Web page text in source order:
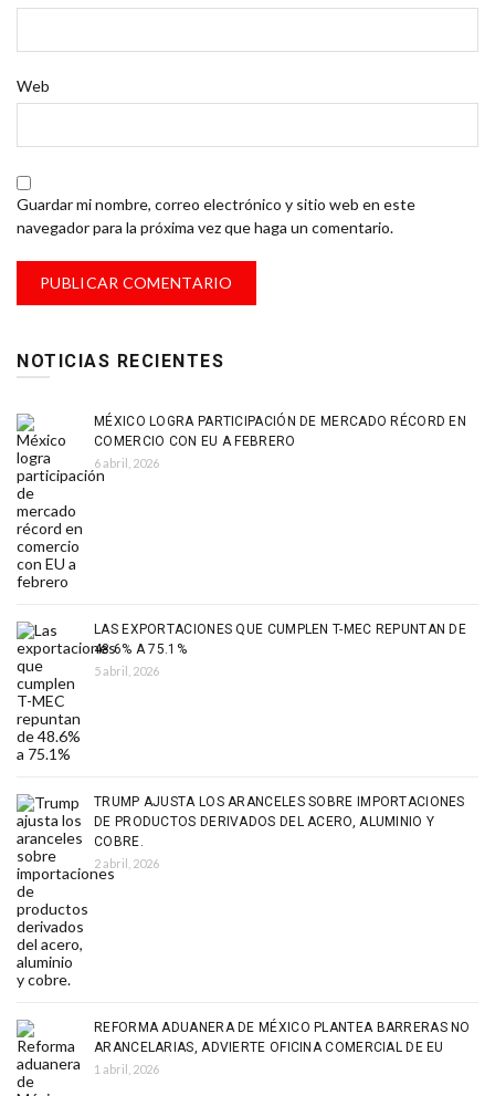
Web
Guardar mi nombre, correo electrónico y sitio web en este
navegador para la próxima vez que haga un comentario.
NOTICIAS RECIENTES
MÉXICO LOGRA PARTICIPACIÓN DE MERCADO RÉCORD EN
COMERCIO CON EU A FEBRERO
6 abril, 2026
LAS EXPORTACIONES QUE CUMPLEN T-MEC REPUNTAN DE
48.6% A 75.1%
5 abril, 2026
TRUMP AJUSTA LOS ARANCELES SOBRE IMPORTACIONES
DE PRODUCTOS DERIVADOS DEL ACERO, ALUMINIO Y
COBRE.
2 abril, 2026
REFORMA ADUANERA DE MÉXICO PLANTEA BARRERAS NO
ARANCELARIAS, ADVIERTE OFICINA COMERCIAL DE EU
1 abril, 2026